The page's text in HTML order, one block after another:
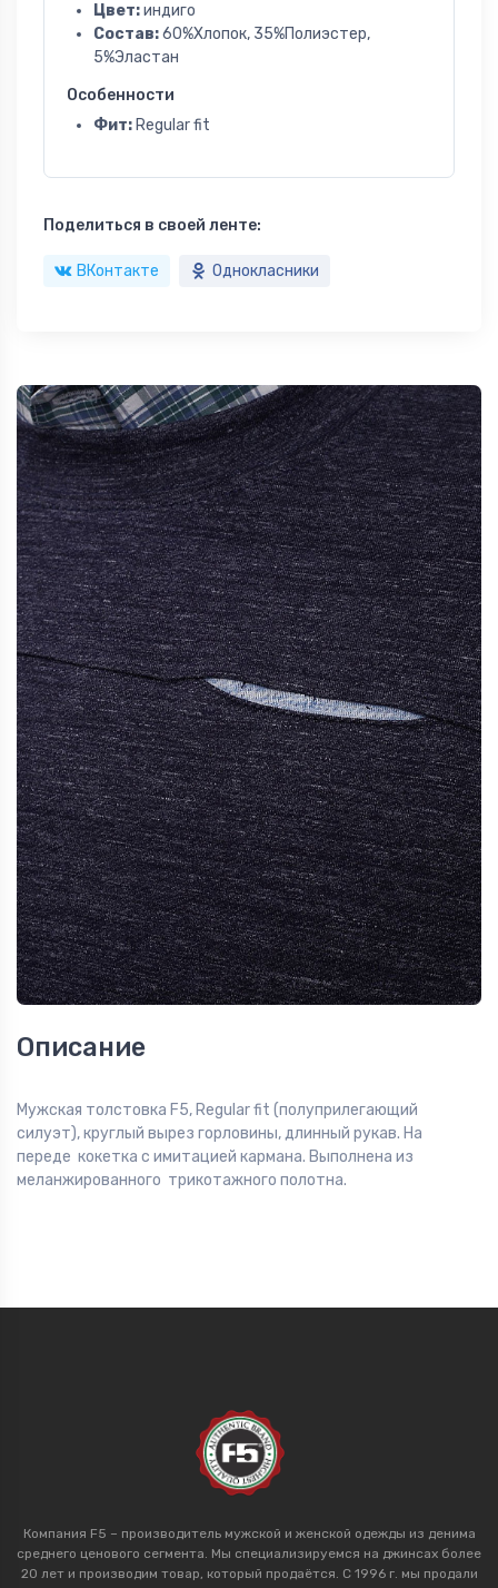
Цвет:индиго
Состав:60%Хлопок, 35%Полиэстер,
5%Эластан
Особенности
Фит: Regular fit
Поделиться в своей ленте:
ВКонтакте Однокласники
Описание
Мужская толстовка F5, Regular fit (полуприлегающий
силуэт), круглый вырез горловины, длинный рукав. На
переде кокетка с имитацией кармана. Выполнена из
меланжированного трикотажного полотна.
Компания F5 – производитель мужской и женской одежды из денима
среднего ценового сегмента. Мы специализируемся на джинсах более
20 лет и производим товар, который продаётся. С 1996 г. мы продали